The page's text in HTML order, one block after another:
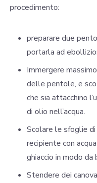
procedimento:
preparare due
portarla ad
Immergere
delle pentole, e
che sia attacchino
di olio nell’acqua.
Scolare le sfoglie
recipiente con
ghiaccio in modo
Stendere dei